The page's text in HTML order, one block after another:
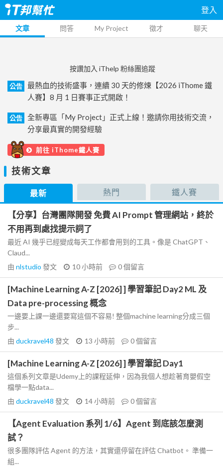
登入
文章 問答 My Project 徵才 聊天
按讚加入 iThelp 粉絲團追蹤
公告
最熱血的技術盛事，連續 30 天的修煉【2026 iThome 鐵
人賽】8 月 1 日賽事正式開啟！
公告
全新專區「My Project」正式上線！邀請你用技術交流，
分享最真實的開發經驗
前往 iThome鐵人賽
技術文章
最新 熱門 鐵人賽
【分享】台灣團隊開發 免費 AI Prompt 管理網站，終於
不用再到處找提示詞了
最近 AI 幾乎已經變成每天工作都會用到的工具。像是 ChatGPT、
Claud...
由 nlstudio 發文 10 小時前 0個留言
[Machine Learning A-Z [2026] ] 學習筆記 Day2 ML 及
Data pre-processing 概念
一邊要上課一邊還要寫這個不容易! 整個machine learning分成三個
步...
由 duckravel48 發文 13 小時前 0個留言
[Machine Learning A-Z [2026] ] 學習筆記 Day1
這個系列文章是Udemy上的課程延伸，因為我個人想趁著育嬰假空
檔學一點data...
由 duckravel48 發文 14 小時前 0個留言
【Agent Evaluation 系列 1/6】Agent 到底該怎麼測
試？
很多團隊評估 Agent 的方法，其實還停留在評估 Chatbot。 準備一
組...